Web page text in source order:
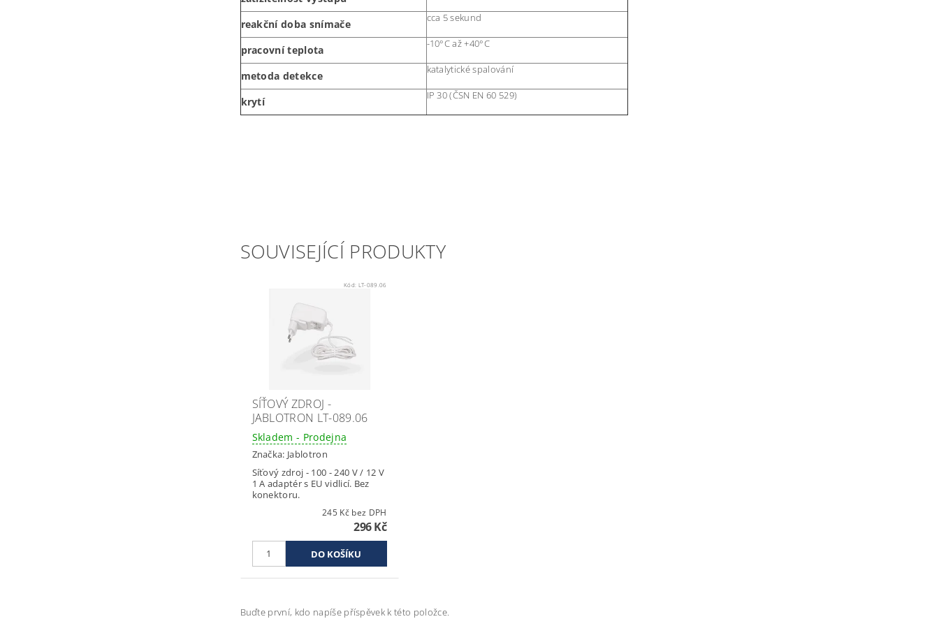
reakční doba snímače cca 5 sekund
pracovní teplota -10°C až +40°C
metoda detekce katalytické spalování
krytí IP 30 (ČSN EN 60 529)
SOUVISEJÍCÍ PRODUKTY
Kód: LT-089.06
SÍŤOVÝ ZDROJ -
JABLOTRON LT-089.06
Skladem - Prodejna
Značka: Jablotron
Síťový zdroj - 100 - 240 V / 12 V
1 A adaptér s EU vidlicí. Bez
konektoru.
245 Kč bez DPH
296 Kč
Buďte první, kdo napíše příspěvek k této položce.